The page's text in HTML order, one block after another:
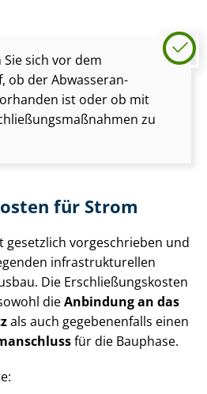
Sie sich vor dem
ob der Ab­was­ser­an­
ist oder ob mit
zu
für Strom
gesetzlich vorgeschrieben und
in­fra­struk­tu­rel­len
Die Er­schlie­ßungs­kos­ten
dieAnbindung an das
als auch gegebenenfalls einen
für die Bauphase.